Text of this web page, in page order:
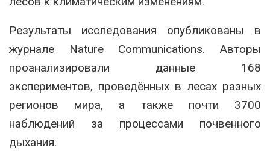
Результаты исследования опубликованы в
журнале Nature Communications. Авторы
проанализировали данные 168
экспериментов, проведённых в лесах разных
регионов мира, а также почти 3700
наблюдений за процессами почвенного
дыхания.